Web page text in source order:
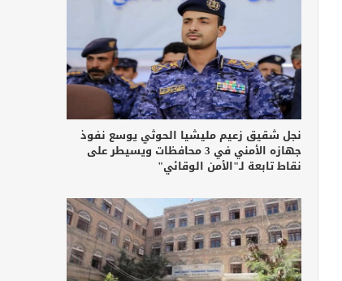
نجل شقيق زعيم مليشيا الحوثي يوسع نفوذ
جهازه الأمني في 3 محافظات ويسيطر على
نقاط تابعة لـ"الأمن الوقائي"